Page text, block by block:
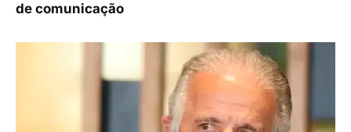
de comunicação